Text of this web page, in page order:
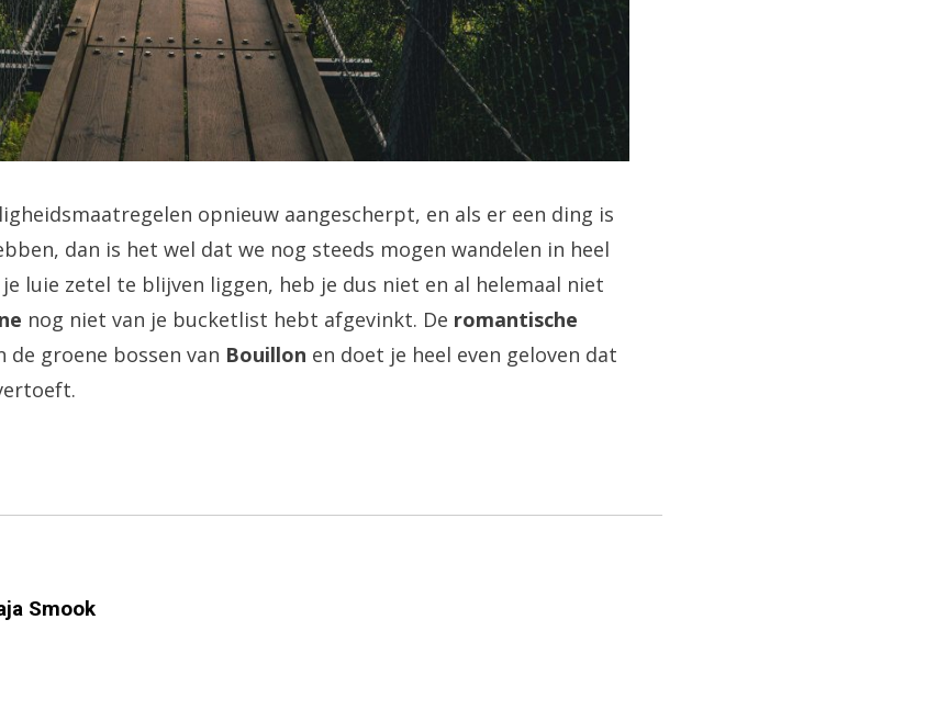
opnieuw aangescherpt, en als er een ding is
dan is het wel dat we nog steeds mogen wandelen in heel
luie zetel te blijven liggen, heb je dus niet en al helemaal niet
nog niet van je bucketlist hebt afgevinkt. De romantische
groene bossen van Bouillon en doet je heel even geloven dat
Smook